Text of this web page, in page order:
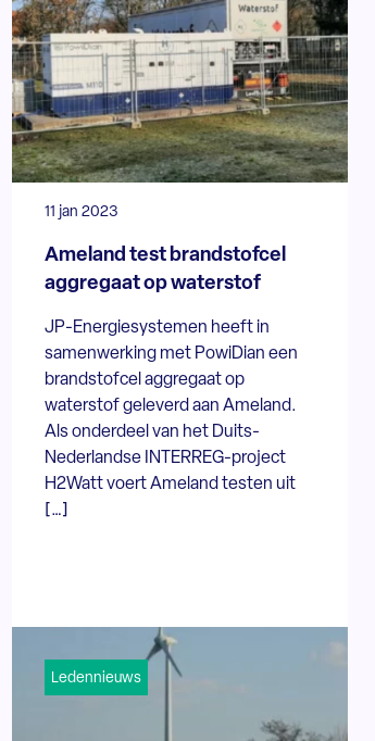
11 jan 2023
Ameland test brandstofcel
aggregaat op waterstof
JP-Energiesystemen heeft in
samenwerking met PowiDian een
brandstofcel aggregaat op
waterstof geleverd aan Ameland.
Als onderdeel van het Duits-
Nederlandse INTERREG-project
H2Watt voert Ameland testen uit
[…]
Ledennieuws